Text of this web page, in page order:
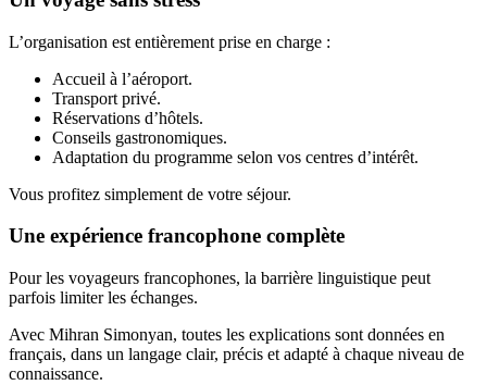
L’organisation est entièrement prise en charge :
Accueil à l’aéroport.
Transport privé.
Réservations d’hôtels.
Conseils gastronomiques.
Adaptation du programme selon vos centres d’intérêt.
Vous profitez simplement de votre séjour.
Une expérience francophone complète
Pour les voyageurs francophones, la barrière linguistique peut
parfois limiter les échanges.
Avec Mihran Simonyan, toutes les explications sont données en
français, dans un langage clair, précis et adapté à chaque niveau de
connaissance.